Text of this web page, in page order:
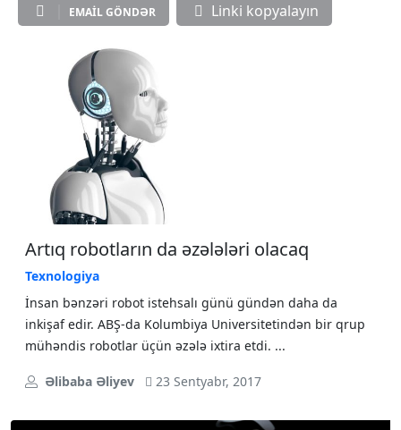
EMAIL GÖNDƏR Linki kopyalayın
Artıq robotların da əzələləri olacaq
Texnologiya
İnsan bənzəri robot istehsalı günü gündən daha da
inkişaf edir. ABŞ-da Kolumbiya Universitetindən bir qrup
mühəndis robotlar üçün əzələ ixtira etdi. ...
Əlibaba Əliyev 23 Sentyabr, 2017